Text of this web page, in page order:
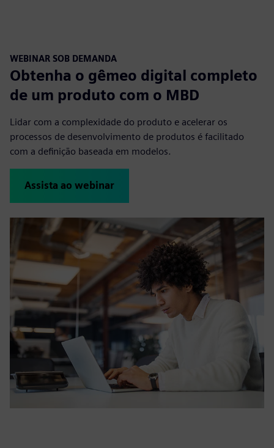
WEBINAR SOB DEMANDA
Obtenha o gêmeo digital completo
de um produto com o MBD
Lidar com a complexidade do produto e acelerar os
processos de desenvolvimento de produtos é facilitado
com a definição baseada em modelos.
Assista ao webinar